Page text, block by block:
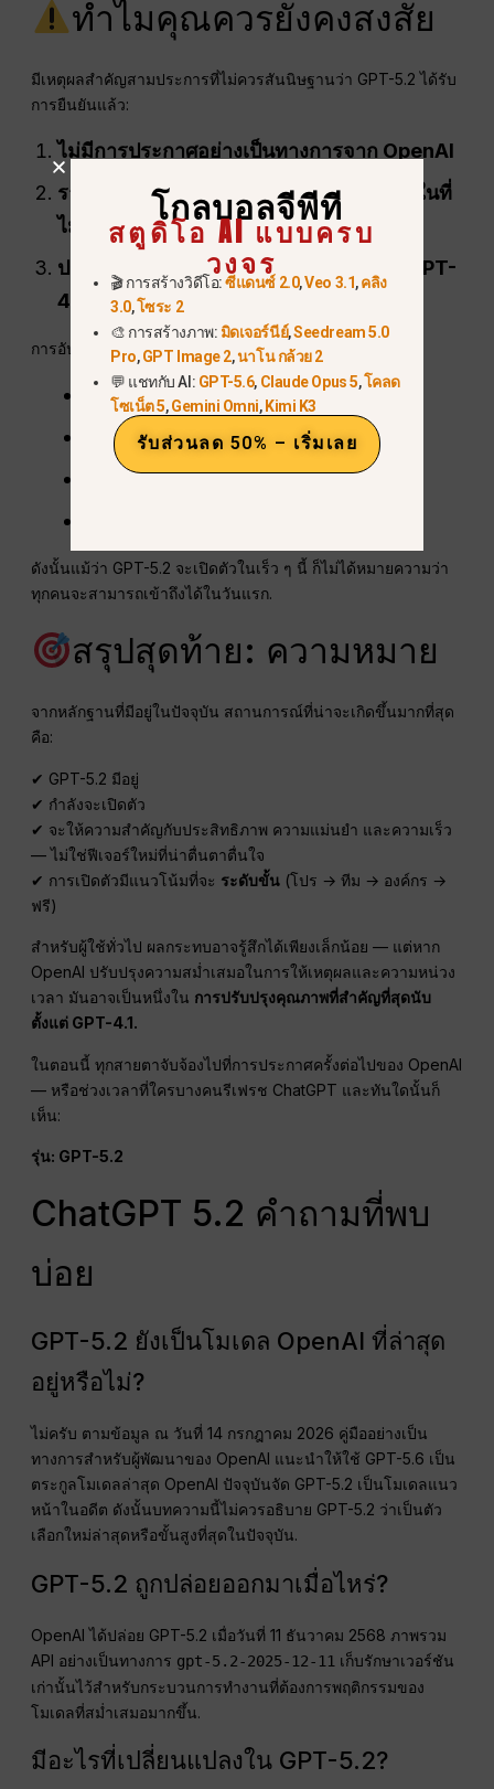
ทำไมคุณควรยังคงสงสัย
มีเหตุผลสำคัญสามประการที่ไม่ควรสันนิษฐานว่า GPT-5.2 ได้รับ
การยืนยันแล้ว:
ไม่มีการประกาศอย่างเป็นทางการจาก OpenAI
รายงานของสื่อมวลชนอาศัยแหล่งข่าวภายในที่
ไม่เปิดเผยตัวตน
ประวัติการเลื่อนการเปิดตัวของ OpenAI (GPT-
4.5, GPT-5, การเปิดตัวแบบหลายรูปแบบ)
การอัปเดตที่ผ่านมาได้เปิดตัวบ่อยครั้ง:
เงียบๆ
ค่อยๆ
จำกัดภูมิภาค
ดังนั้นแม้ว่า GPT-5.2 จะเปิดตัวในเร็ว ๆ นี้ ก็ไม่ได้หมายความว่า
ทุกคนจะสามารถเข้าถึงได้ในวันแรก.
สรุปสุดท้าย: ความหมาย
จากหลักฐานที่มีอยู่ในปัจจุบัน สถานการณ์ที่น่าจะเกิดขึ้นมากที่สุด
คือ:
✔ GPT-5.2 มีอยู่
✔ กำลังจะเปิดตัว
✔ จะให้ความสำคัญกับประสิทธิภาพ ความแม่นยำ และความเร็ว
— ไม่ใช่ฟีเจอร์ใหม่ที่น่าตื่นตาตื่นใจ
✔ การเปิดตัวมีแนวโน้มที่จะ ระดับขั้น (โปร → ทีม → องค์กร →
ฟรี)
สำหรับผู้ใช้ทั่วไป ผลกระทบอาจรู้สึกได้เพียงเล็กน้อย — แต่หาก
OpenAI ปรับปรุงความสม่ำเสมอในการให้เหตุผลและความหน่วง
เวลา มันอาจเป็นหนึ่งใน การปรับปรุงคุณภาพที่สำคัญที่สุดนับ
ตั้งแต่ GPT-4.1.
ในตอนนี้ ทุกสายตาจับจ้องไปที่การประกาศครั้งต่อไปของ OpenAI
— หรือช่วงเวลาที่ใครบางคนรีเฟรช ChatGPT และทันใดนั้นก็
เห็น:
รุ่น: GPT-5.2
ChatGPT 5.2 คำถามที่พบ
บ่อย
GPT-5.2 ยังเป็นโมเดล OpenAI ที่ล่าสุด
อยู่หรือไม่?
ไม่ครับ ตามข้อมูล ณ วันที่ 14 กรกฎาคม 2026 คู่มืออย่างเป็น
ทางการสำหรับผู้พัฒนาของ OpenAI แนะนำให้ใช้ GPT-5.6 เป็น
ตระกูลโมเดลล่าสุด OpenAI ปัจจุบันจัด GPT-5.2 เป็นโมเดลแนว
หน้าในอดีต ดังนั้นบทความนี้ไม่ควรอธิบาย GPT-5.2 ว่าเป็นตัว
เลือกใหม่ล่าสุดหรือขั้นสูงที่สุดในปัจจุบัน.
GPT-5.2 ถูกปล่อยออกมาเมื่อไหร่?
OpenAI ได้ปล่อย GPT-5.2 เมื่อวันที่ 11 ธันวาคม 2568 ภาพรวม
API อย่างเป็นทางการ gpt-5.2-2025-12-11 เก็บรักษาเวอร์ชัน
เก่านั้นไว้สำหรับกระบวนการทำงานที่ต้องการพฤติกรรมของ
โมเดลที่สม่ำเสมอมากขึ้น.
มีอะไรที่เปลี่ยนแปลงใน GPT-5.2?
โกลบอลจีพีที
สตูดิโอ AI แบบครบ
วงจร
🎬 การสร้างวิดีโอ:ซีแดนซ์ 2.0,Veo 3.1,คลิง
3.0,โซระ 2
🎨 การสร้างภาพ: มิดเจอร์นีย์,Seedream 5.0
Pro,GPT Image 2,นาโน กล้วย 2
💬 แชทกับ AI: GPT-5.6, Claude Opus 5,โคลด
โซเน็ต 5,Gemini Omni,Kimi K3
รับส่วนลด 50% – เริ่มเลย